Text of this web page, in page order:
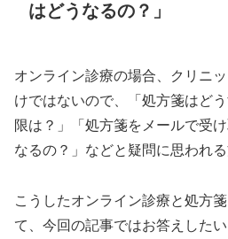
はどうなるの？」
オンライン診療の場合、クリニ
けではないので、「処方箋はど
限は？」「処方箋をメールで受
なるの？」などと疑問に思われ
こうしたオンライン診療と処方
て、今回の記事ではお答えしたい